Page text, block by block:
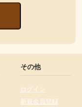
その他
ログイン
新規会員登録